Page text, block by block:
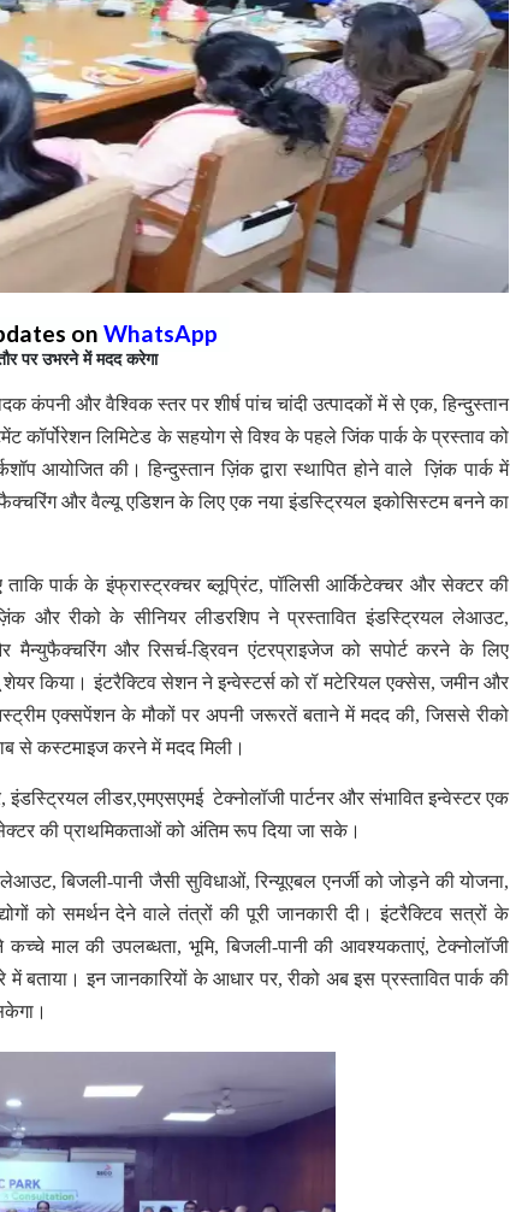
on WhatsApp
पर उभरने में मदद करेगा
और वैश्विक स्तर पर शीर्ष पांच चांदी उत्पादकों में से एक, हिन्दुस्तान
कॉर्पोरेशन लिमिटेड के सहयोग से विश्व के पहले जिंक पार्क के प्रस्ताव को
आयोजित की। हिन्दुस्तान ज़िंक द्वारा स्थापित होने वाले ज़िंक पार्क में
और वैल्यू एडिशन के लिए एक नया इंडस्ट्रियल इकोसिस्टम बनने का
पार्क के इंफ्रास्ट्रक्चर ब्लूप्रिंट, पॉलिसी आर्किटेक्चर और सेक्टर की
और रीको के सीनियर लीडरशिप ने प्रस्तावित इंडस्ट्रियल लेआउट,
मैन्युफैक्चरिंग और रिसर्च-ड्रिवन एंटरप्राइजेज को सपोर्ट करने के लिए
किया। इंटरैक्टिव सेशन ने इन्वेस्टर्स को रॉ मटेरियल एक्सेस, जमीन और
एक्सपेंशन के मौकों पर अपनी जरूरतें बताने में मदद की, जिससे रीको
से कस्टमाइज करने में मदद मिली।
इंडस्ट्रियल लीडर,एमएसएमई टेक्नोलॉजी पार्टनर और संभावित इन्वेस्टर एक
की प्राथमिकताओं को अंतिम रूप दिया जा सके।
बिजली-पानी जैसी सुविधाओं, रिन्यूएबल एनर्जी को जोड़ने की योजना,
को समर्थन देने वाले तंत्रों की पूरी जानकारी दी। इंटरैक्टिव सत्रों के
माल की उपलब्धता, भूमि, बिजली-पानी की आवश्यकताएं, टेक्नोलॉजी
इन जानकारियों के आधार पर, रीको अब इस प्रस्तावित पार्क की